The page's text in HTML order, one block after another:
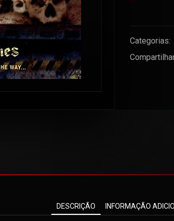
Categorias:
DESCRIÇÃO INFORMAÇÃO